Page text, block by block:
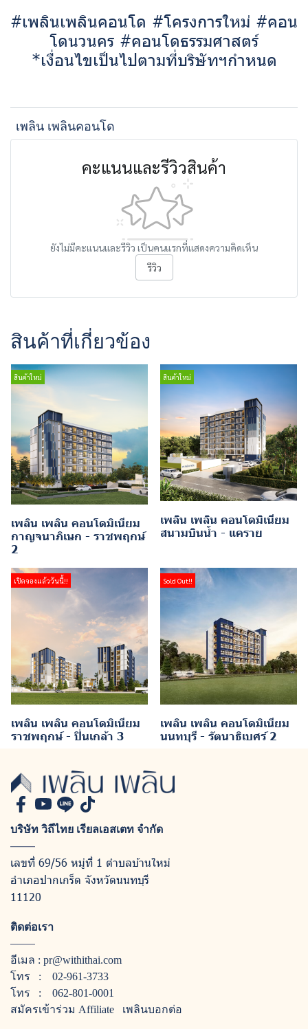
#เพลินเพลินคอนโด #โครงการใหม่ #คอน
โดนวนคร #คอนโดธรรมศาสตร์
*เงื่อนไขเป็นไปตามที่บริษัทฯกำหนด
เพลิน เพลินคอนโด
คะแนนและรีวิวสินค้า
ยังไม่มีคะแนนและรีวิว เป็นคนแรกที่แสดงความคิดเห็น
รีวิว
สินค้าที่เกี่ยวข้อง
สินค้าใหม่
เพลิน เพลิน คอนโดมิเนียม
กาญจนาภิเษก - ราชพฤกษ์
2
สินค้าใหม่
เพลิน เพลิน คอนโดมิเนียม
สนามบินน้ำ - แคราย
เปิดจองแล้ววันนี้!!
เพลิน เพลิน คอนโดมิเนียม
ราชพฤกษ์ - ปิ่นเกล้า 3
Sold Out!!
เพลิน เพลิน คอนโดมิเนียม
นนทบุรี - รัตนาธิเบศร์ 2
บริษัท วิถีไทย เรียลเอสเตท จำกัด
เลขที่ 69/56 หมู่ที่ 1 ตำบลบ้านใหม่
อำเภอปากเกร็ด จังหวัดนนทบุรี
11120
ติดต่อเรา
อีเมล : pr@withithai.com
โทร : 02-961-3733
โทร : 062-801-0001
สมัครเข้าร่วม Affiliate เพลินบอกต่อ